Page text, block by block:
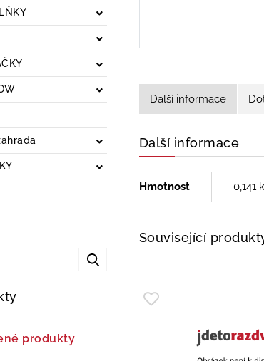
produkty
Další informace
Další informace
Hmotnost 0,141
Související